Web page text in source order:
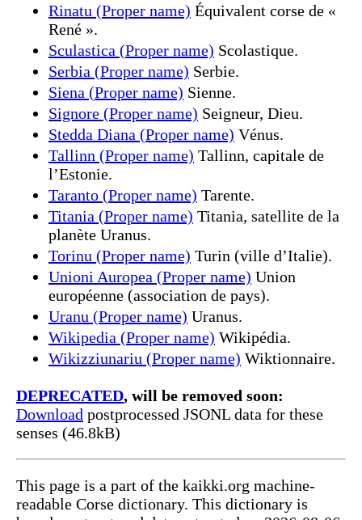
Rinatu (Proper name) Équivalent corse de «
René ».
Sculastica (Proper name) Scolastique.
Serbia (Proper name) Serbie.
Siena (Proper name) Sienne.
Signore (Proper name) Seigneur, Dieu.
Stedda Diana (Proper name) Vénus.
Tallinn (Proper name) Tallinn, capitale de
l’Estonie.
Taranto (Proper name) Tarente.
Titania (Proper name) Titania, satellite de la
planète Uranus.
Torinu (Proper name) Turin (ville d’Italie).
Unioni Auropea (Proper name) Union
européenne (association de pays).
Uranu (Proper name) Uranus.
Wikipedia (Proper name) Wikipédia.
Wikizziunariu (Proper name) Wiktionnaire.
DEPRECATED, will be removed soon:
Download postprocessed JSONL data for these
senses (46.8kB)
This page is a part of the kaikki.org machine-
readable Corse dictionary. This dictionary is